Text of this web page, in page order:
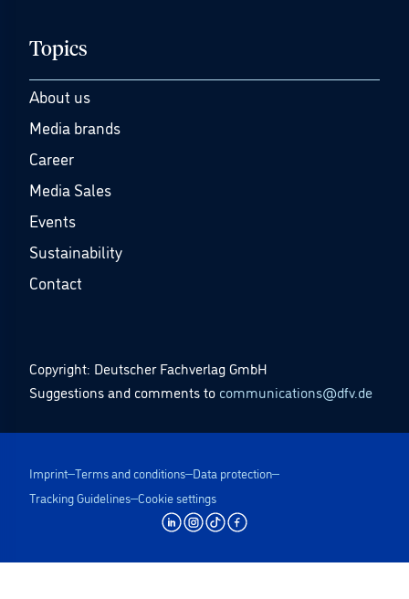
Topics
About us
Media brands
Career
Media Sales
Events
Sustainability
Contact
Copyright: Deutscher Fachverlag GmbH
Suggestions and comments to communications@dfv.de
Imprint Terms and conditions Data protection
Tracking Guidelines Cookie settings